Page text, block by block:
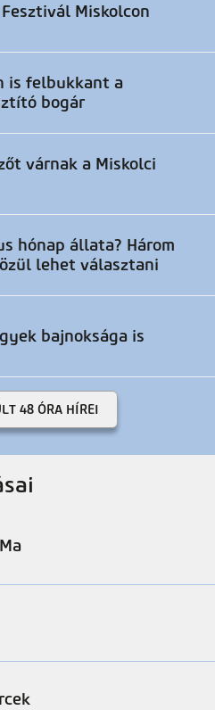
Miskolcon
is felbukkant a
bogár
várnak a Miskolci
hónap állata? Három
lehet választani
bajnoksága is
48 ÓRA HÍREI